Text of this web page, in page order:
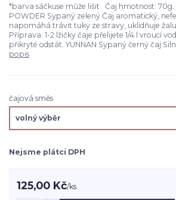
*barva sáčkuse může lišit Čaj hmotnost: 70g.
POWDER Sypaný zelený Čaj aromatický,
napomáhá trávit tuky ze stravy, uklidňuje
Příprava: 1-2 lžičky čaje přelijete 1/4 l vroucí
přikryté odstát. YUNNAN Sypaný černý čaj
popis
čajová směs
Nejsme plátci DPH
125,00 Kč/ks